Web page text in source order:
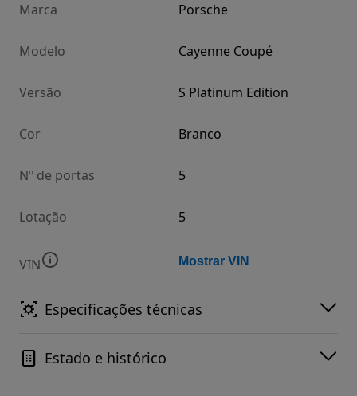
Marca Porsche
Modelo Cayenne Coupé
Versão S Platinum Edition
Cor Branco
Nº de portas 5
Lotação 5
VIN Mostrar VIN
Especificações técnicas
Estado e histórico